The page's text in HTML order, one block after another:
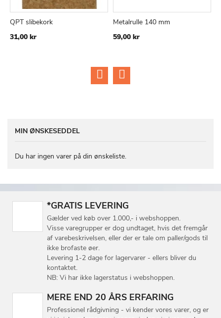
QPT slibekork
31,00 kr
Metalrulle 140 mm
59,00 kr
MIN ØNSKESEDDEL
Du har ingen varer på din ønskeliste.
*GRATIS LEVERING
Gælder ved køb over 1.000,- i webshoppen.
Visse varegrupper er dog undtaget, hvis det fremgår
af varebeskrivelsen, eller der er tale om paller/gods til
ikke brofaste øer.
Levering 1-2 dage for lagervarer - ellers bliver du
kontaktet.
NB: Vi har ikke lagerstatus i webshoppen.
MERE END 20 ÅRS ERFARING
Professionel rådgivning - vi kender vores varer, og er